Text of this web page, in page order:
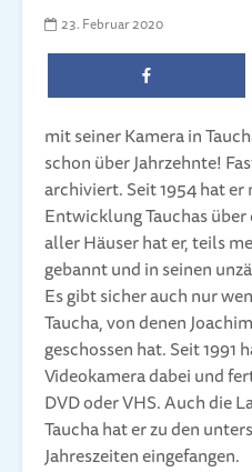
23. Februar 2020
mit seiner Kamera in
schon über Jahrzehnte!
archiviert. Seit 1954 hat
Entwicklung Tauchas
aller Häuser hat er, teils
gebannt und in seinen
Es gibt sicher auch nur
Taucha, von denen
geschossen hat. Seit 1991
Videokamera dabei und
DVD oder VHS. Auch die
Taucha hat er zu den
Jahreszeiten eingefangen.